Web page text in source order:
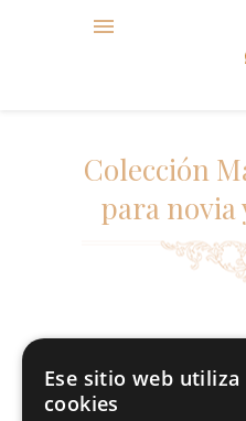
Colección
para novia
[fancygallery id=”30″]
Ese sitio web utiliza
cookies